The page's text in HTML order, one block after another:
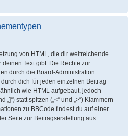
von HTML, die dir weitreichende
Text gibt. Die Rechte zur
durch die Board-Administration
dich für jeden einzelnen Beitrag
wie HTML aufgebaut, jedoch
„]“) statt spitzen („<“ und „>“) Klammern
zu BBCode findest du auf einer
Seite zur Beitragserstellung aus